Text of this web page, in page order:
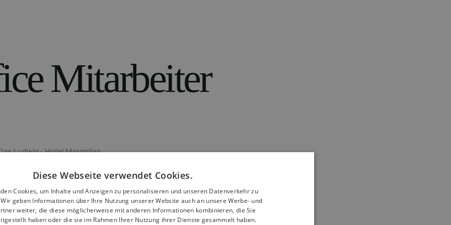
Mitarbeiter
Ludwig · Hotel Maximilian
behältst auch in turbulenten
Diese Webseite verwendet Cookies.
Cookies, um Inhalte und Anzeigen zu personalisieren und unseren Datenverkehr zu
geben Informationen über Ihre Nutzung unserer Website auch an unsere Werbe- und
weiter, die diese möglicherweise mit anderen Informationen kombinieren, die Sie
haben oder die sie im Rahmen Ihrer Nutzung ihrer Dienste gesammelt haben.